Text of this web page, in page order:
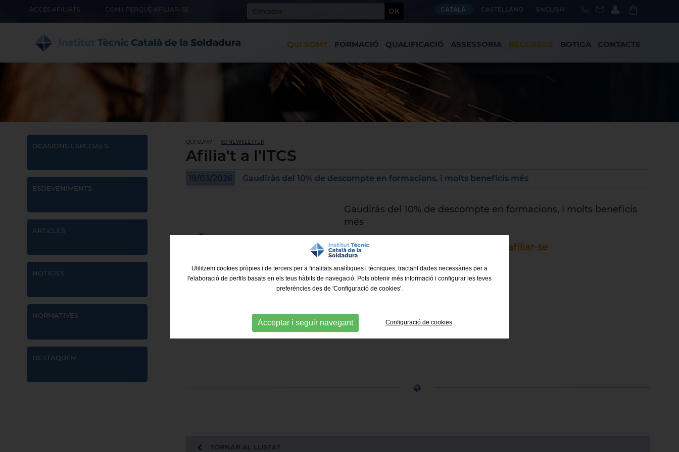
ACCÉS AFILIATS COM I PERQUÈ AFILIAR-SE OK CATALÀ CASTELLANO ENGLISH
QUI SOM? FORMACIÓ QUALIFICACIÓ ASSESSORIA RECURSOS BOTIGA CONTACTE
OCASIONS ESPECIALS
ESDEVENIMENTS
ARTICLES
NOTÍCIES
NORMATIVES
DESTAQUEM
QUI SOM? - - 99 NEWSLETTER
Afilia't a l'ITCS
19/03/2026 Gaudiràs del 10% de descompte en formacions, i molts beneficis més
Gaudiràs del 10% de descompte en formacions, i molts beneficis
més
Consulta'ls tots aquí: Com i per què afiliar-se
TORNAR AL LLISTAT
Utilitzem cookies pròpies i de tercers per a finalitats analítiques i tècniques, tractant dades necessàries per a
l'elaboració de perfils basats en els teus hàbits de navegació. Pots obtenir més informació i configurar les teves
preferències des de 'Configuració de cookies'.
Acceptar i seguir navegant Configuració de cookies